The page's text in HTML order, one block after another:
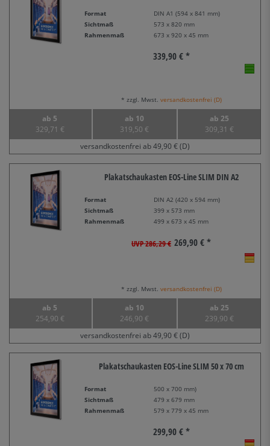
Format
DIN A1 (594 x 841 mm)
Sichtmaß
573 x 820 mm
Rahmenmaß
673 x 920 x 45 mm
339,90 € *
* zzgl. Mwst. versandkostenfrei (D)
ab 5
329,71 €
ab 10
319,50 €
ab 25
309,31 €
versandkostenfrei ab 49,90 € (D)
Plakatschaukasten EOS-Line SLIM DIN A2
Format
DIN A2 (420 x 594 mm)
Sichtmaß
399 x 573 mm
Rahmenmaß
499 x 673 x 45 mm
UVP 286,29 € 269,90 € *
* zzgl. Mwst. versandkostenfrei (D)
ab 5
254,90 €
ab 10
246,90 €
ab 25
239,90 €
versandkostenfrei ab 49,90 € (D)
Plakatschaukasten EOS-Line SLIM 50 x 70 cm
Format
500 x 700 mm)
Sichtmaß
479 x 679 mm
Rahmenmaß
579 x 779 x 45 mm
299,90 € *